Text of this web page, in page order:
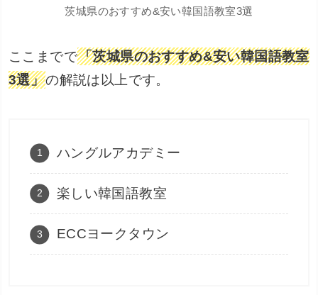
茨城県のおすすめ&安い韓国語教室3選
ここまでで「茨城県のおすすめ&安い韓国語教室
3選」の解説は以上です。
ハングルアカデミー
楽しい韓国語教室
ECCヨークタウン